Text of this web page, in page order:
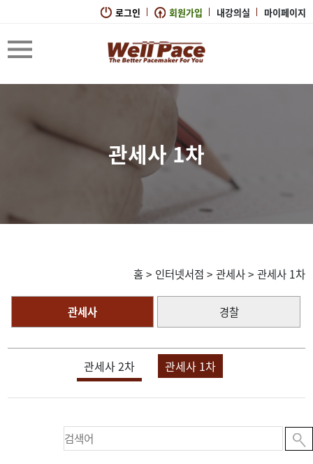
로그인 회원가입 내강의실 마이페이지
관세사 1차
홈> 인터넷서점 > 관세사> 관세사 1차
관세사 경찰
관세사 2차 관세사 1차